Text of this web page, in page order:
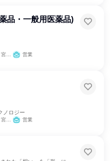
品・一般用医薬品)
分県、宮崎県、鹿児島県、沖縄県 営業
ノロジー
分県、宮崎県、鹿児島県、沖縄県 営業